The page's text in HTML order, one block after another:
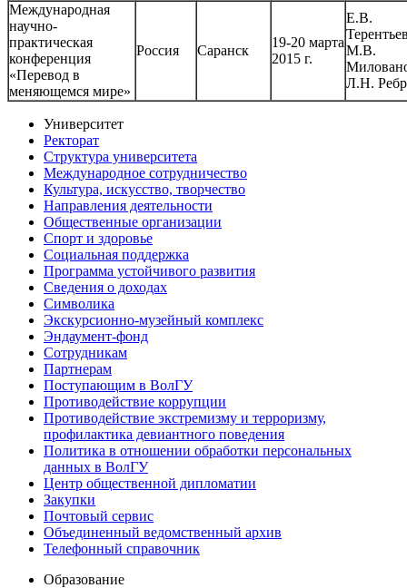
Международная
научно-
практическая
конференция
«Перевод в
меняющемся мире»
Россия Саранск
19-20 марта
2015 г.
Е.В.
М.В.
Л.Н.
Университет
Ректорат
Структура университета
Международное сотрудничество
Культура, искусство, творчество
Направления деятельности
Общественные организации
Спорт и здоровье
Социальная поддержка
Программа устойчивого развития
Сведения о доходах
Символика
Экскурсионно-музейный комплекс
Эндаумент-фонд
Сотрудникам
Партнерам
Поступающим в ВолГУ
Противодействие коррупции
Противодействие экстремизму и терроризму,
профилактика девиантного поведения
Политика в отношении обработки персональных
данных в ВолГУ
Центр общественной дипломатии
Закупки
Почтовый сервис
Объединенный ведомственный архив
Телефонный справочник
Образование